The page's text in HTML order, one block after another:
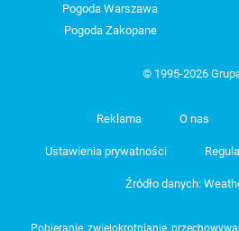
Pogoda Warszawa
Pogoda Zakopane
© 1995-2026
Reklama O nas
Ustawienia prywatności
Źródło danych:
Pobieranie, zwielokrotnianie,